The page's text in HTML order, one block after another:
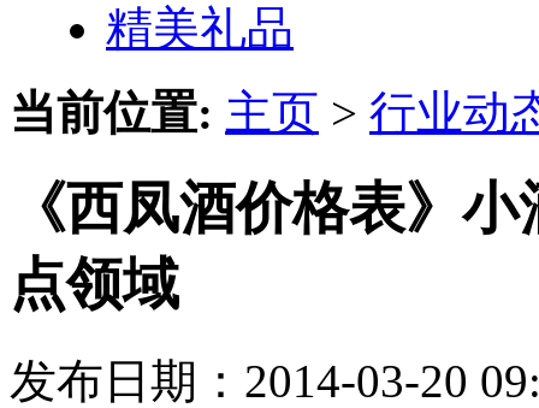
精美礼品
当前位置: 主页 > 行业动
《西凤酒价格表》
点领域
发布日期：2014-03-20